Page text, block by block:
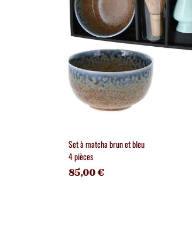
Set à matcha brun et bleu
4 pièces
85,00 €